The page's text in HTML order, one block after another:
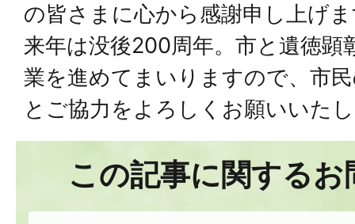
の皆さまに心から感謝申し上げ
来年は没後200周年。市と遺徳顕
業を進めてまいりますので、市
とご協力をよろしくお願いいた
この記事に関する